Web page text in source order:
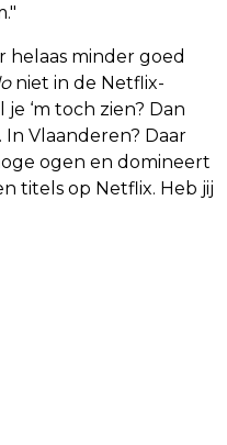
helaas minder goed
niet in de Netflix-
‘m toch zien? Dan
Vlaanderen? Daar
ogen en domineert
titels op Netflix. Heb jij